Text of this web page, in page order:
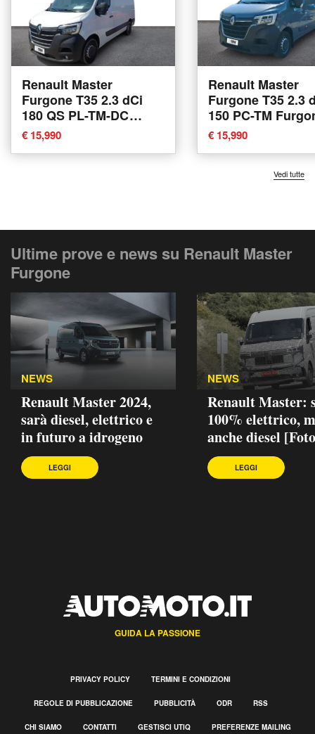
Renault Master
Furgone T35 2.3 dCi
180 QS PL-TM-DC
Furgone Energy Ice
Plus del 2022 usata a
Mirandola
€ 15,990
Renault Master
Furgone T35 2.3
150 PC-TM
Energy Ice del
usata a Mirandola
€ 15,990
Vedi tutte
Ultime prove e news su Renault Master
Furgone
NEWS
Renault Master 2024,
sarà diesel, elettrico e
in futuro a idrogeno
LEGGI
NEWS
Renault Master:
100% elettrico,
anche diesel
LEGGI
GUIDA LA PASSIONE
PRIVACY POLICY TERMINI E CONDIZIONI
REGOLE DI PUBBLICAZIONE PUBBLICITÀ ODR RSS
CHI SIAMO CONTATTI GESTISCI UTIQ PREFERENZE MAILING